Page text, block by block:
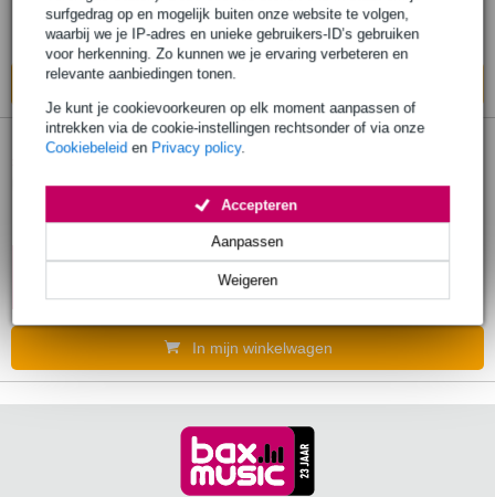
surfgedrag op en mogelijk buiten onze website te volgen,
waarbij we je IP-adres en unieke gebruikers-ID’s gebruiken
voor herkenning. Zo kunnen we je ervaring verbeteren en
relevante aanbiedingen tonen.
Je kunt je cookievoorkeuren op elk moment aanpassen of
intrekken via de cookie-instellingen rechtsonder of via onze
Cookiebeleid en Privacy policy.
Weigeren
Aanpassen
Accepteren
Op voorraad
In mijn winkelwagen
3.
10% EXTRA
CODE: EXTRA10
Eurolite karabijnhaak met schroefsluiting
Adviesprijs € 9,- € 0,95
Op voorraad
In mijn winkelwagen